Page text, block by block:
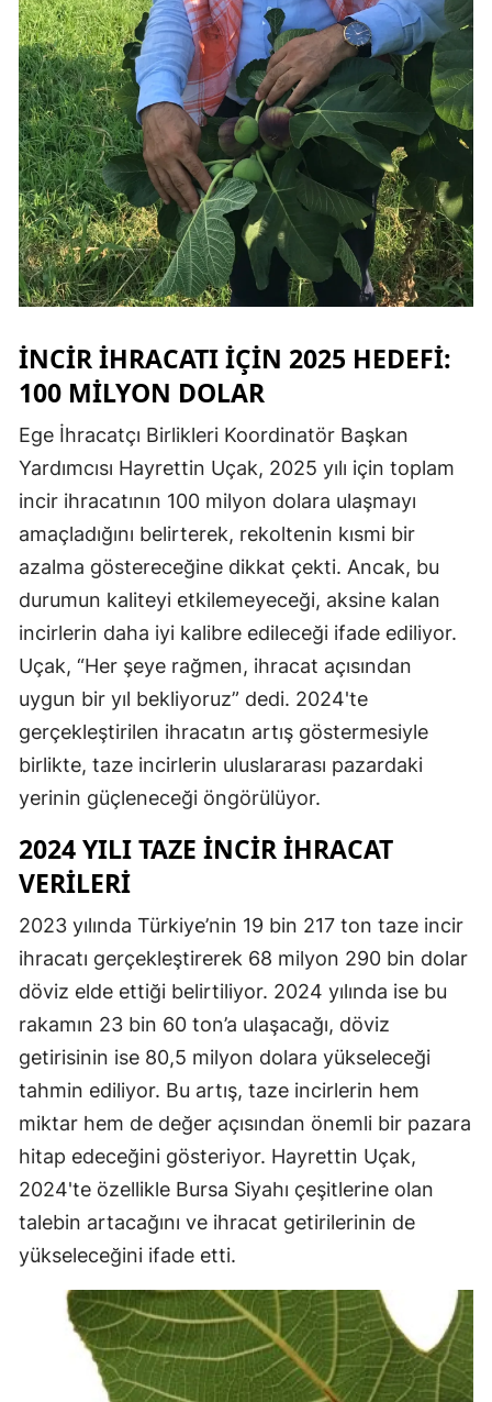
İNCIR İHRACATI IÇIN 2025 HEDEFI:
100 MILYON DOLAR
Ege İhracatçı Birlikleri Koordinatör Başkan
Yardımcısı Hayrettin Uçak, 2025 yılı için toplam
incir ihracatının 100 milyon dolara ulaşmayı
amaçladığını belirterek, rekoltenin kısmi bir
azalma göstereceğine dikkat çekti. Ancak, bu
durumun kaliteyi etkilemeyeceği, aksine kalan
incirlerin daha iyi kalibre edileceği ifade ediliyor.
Uçak, “Her şeye rağmen, ihracat açısından
uygun bir yıl bekliyoruz” dedi. 2024'te
gerçekleştirilen ihracatın artış göstermesiyle
birlikte, taze incirlerin uluslararası pazardaki
yerinin güçleneceği öngörülüyor.
2024 YILI TAZE İNCIR İHRACAT
VERILERI
2023 yılında Türkiye’nin 19 bin 217 ton taze incir
ihracatı gerçekleştirerek 68 milyon 290 bin dolar
döviz elde ettiği belirtiliyor. 2024 yılında ise bu
rakamın 23 bin 60 ton’a ulaşacağı, döviz
getirisinin ise 80,5 milyon dolara yükseleceği
tahmin ediliyor. Bu artış, taze incirlerin hem
miktar hem de değer açısından önemli bir pazara
hitap edeceğini gösteriyor. Hayrettin Uçak,
2024'te özellikle Bursa Siyahı çeşitlerine olan
talebin artacağını ve ihracat getirilerinin de
yükseleceğini ifade etti.